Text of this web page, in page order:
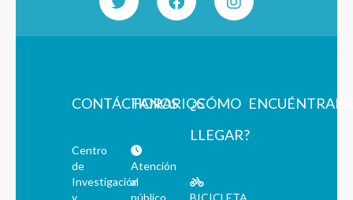
CONTÁCTANOS
Centro
de
Investigación
y
HORARIOS
Atención
al
público
¿CÓMO
LLEGAR?
BICICLETA